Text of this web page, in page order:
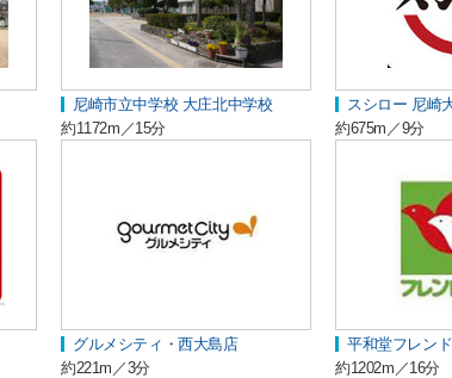
尼崎市立中学校 大庄北中学校
約1172m／15分
スシロー 尼崎
約675m／9分
グルメシティ・西大島店
約221m／3分
平和堂フレン
約1202m／16分